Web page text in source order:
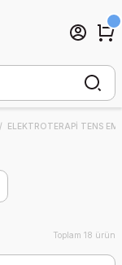
ELEKTROTERAPİ TENS
Toplam 18 ürün